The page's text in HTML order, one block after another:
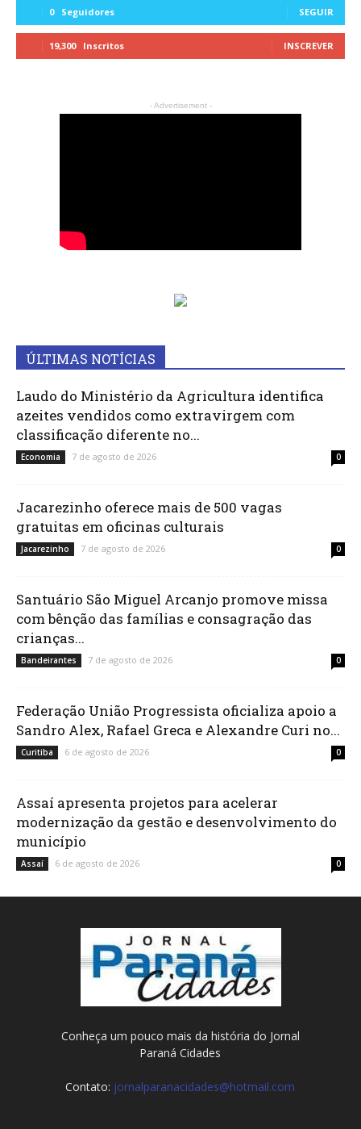
0 Seguidores SEGUIR
19,300 Inscritos INSCREVER
- Advertisement -
ÚLTIMAS NOTÍCIAS
Laudo do Ministério da Agricultura identifica
azeites vendidos como extravirgem com
classificação diferente no...
Economia 7 de agosto de 2026 0
Jacarezinho oferece mais de 500 vagas
gratuitas em oficinas culturais
Jacarezinho 7 de agosto de 2026 0
Santuário São Miguel Arcanjo promove missa
com bênção das famílias e consagração das
crianças...
Bandeirantes 7 de agosto de 2026 0
Federação União Progressista oficializa apoio a
Sandro Alex, Rafael Greca e Alexandre Curi no...
Curitiba 6 de agosto de 2026 0
Assaí apresenta projetos para acelerar
modernização da gestão e desenvolvimento do
município
Assaí 6 de agosto de 2026 0
Conheça um pouco mais da história do Jornal
Paraná Cidades
Contato: jornalparanacidades@hotmail.com